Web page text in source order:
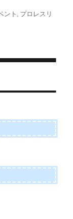
ント , プロレスリ